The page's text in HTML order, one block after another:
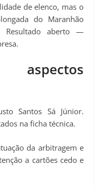
de elenco, mas o
do Maranhão
Resultado aberto —
aspectos
Santos Sá Júnior.
na ficha técnica.
da arbitragem e
a cartões cedo e